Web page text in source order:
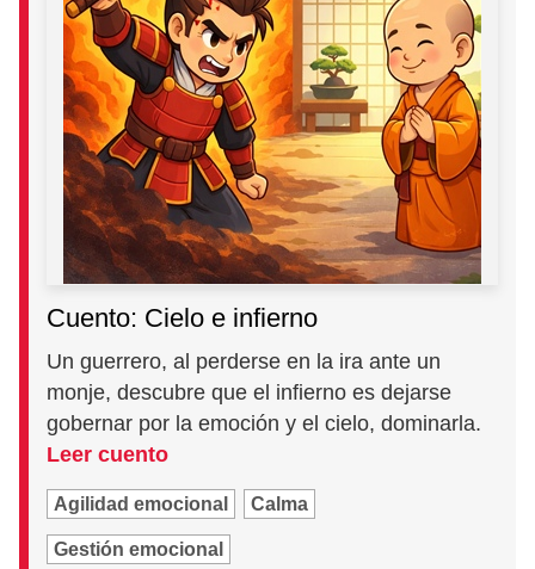
Cuento: Cielo e infierno
Un guerrero, al perderse en la ira ante un
monje, descubre que el infierno es dejarse
gobernar por la emoción y el cielo, dominarla.
Leer cuento
Agilidad emocional Calma
Gestión emocional